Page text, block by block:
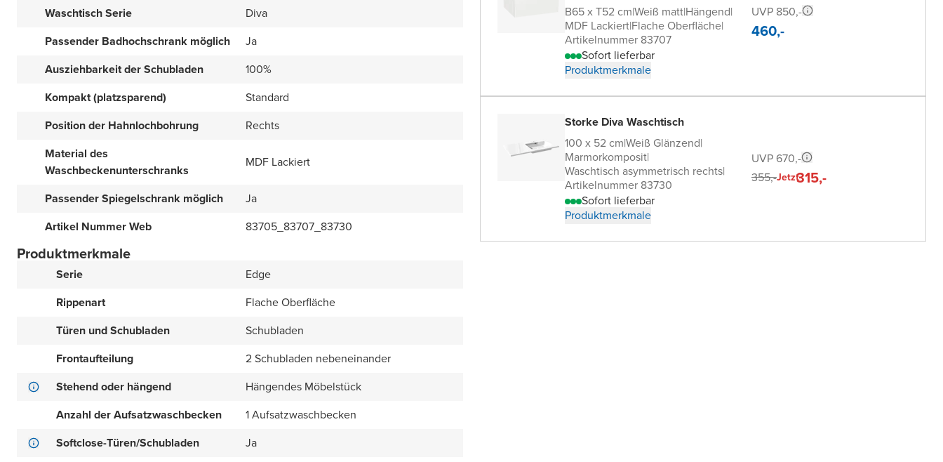
Waschtisch Serie
Diva
Passender Badhochschrank möglich
Ja
Ausziehbarkeit der Schubladen
100%
Kompakt (platzsparend)
Standard
Position der Hahnlochbohrung
Rechts
Material des
Waschbeckenunterschranks
MDF Lackiert
Passender Spiegelschrank möglich
Ja
Artikel Nummer Web
83705_83707_83730
Produktmerkmale
Serie
Edge
Rippenart
Flache Oberfläche
Türen und Schubladen
Schubladen
Frontaufteilung
2 Schubladen nebeneinander
Stehend oder hängend
Hängendes Möbelstück
Anzahl der Aufsatzwaschbecken
1 Aufsatzwaschbecken
Softclose-Türen/Schubladen
Ja
B65 x T52 cm|Weiß matt|Hängend|
MDF Lackiert|Flache Oberfläche|
Artikelnummer 83707
Sofort lieferbar
Produktmerkmale
UVP 850,-
460,-
Storke Diva Waschtisch
100 x 52 cm|Weiß Glänzend|
Marmorkomposit|
Waschtisch asymmetrisch rechts|
Artikelnummer 83730
Sofort lieferbar
Produktmerkmale
UVP 670,-
355,-Jetzt315,-